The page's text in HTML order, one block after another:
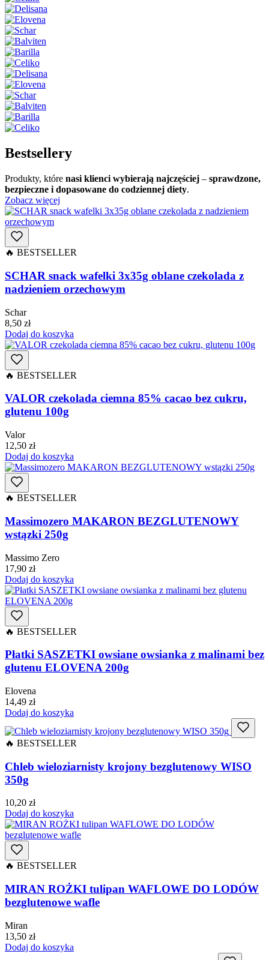
Bestsellery
Produkty, które nasi klienci wybierają najczęściej – sprawdzone,
bezpieczne i dopasowane do codziennej diety.
Zobacz więcej
🔥 BESTSELLER
SCHAR snack wafelki 3x35g oblane czekolada z
nadzieniem orzechowym
Schar
8,50 zł
Dodaj do koszyka
🔥 BESTSELLER
VALOR czekolada ciemna 85% cacao bez cukru,
glutenu 100g
Valor
12,50 zł
Dodaj do koszyka
🔥 BESTSELLER
Massimozero MAKARON BEZGLUTENOWY
wstązki 250g
Massimo Zero
17,90 zł
Dodaj do koszyka
🔥 BESTSELLER
Płatki SASZETKI owsiane owsianka z malinami bez
glutenu ELOVENA 200g
Elovena
14,49 zł
Dodaj do koszyka
🔥 BESTSELLER
Chleb wieloziarnisty krojony bezglutenowy WISO
350g
10,20 zł
Dodaj do koszyka
🔥 BESTSELLER
MIRAN ROŻKI tulipan WAFLOWE DO LODÓW
bezglutenowe wafle
Miran
13,50 zł
Dodaj do koszyka